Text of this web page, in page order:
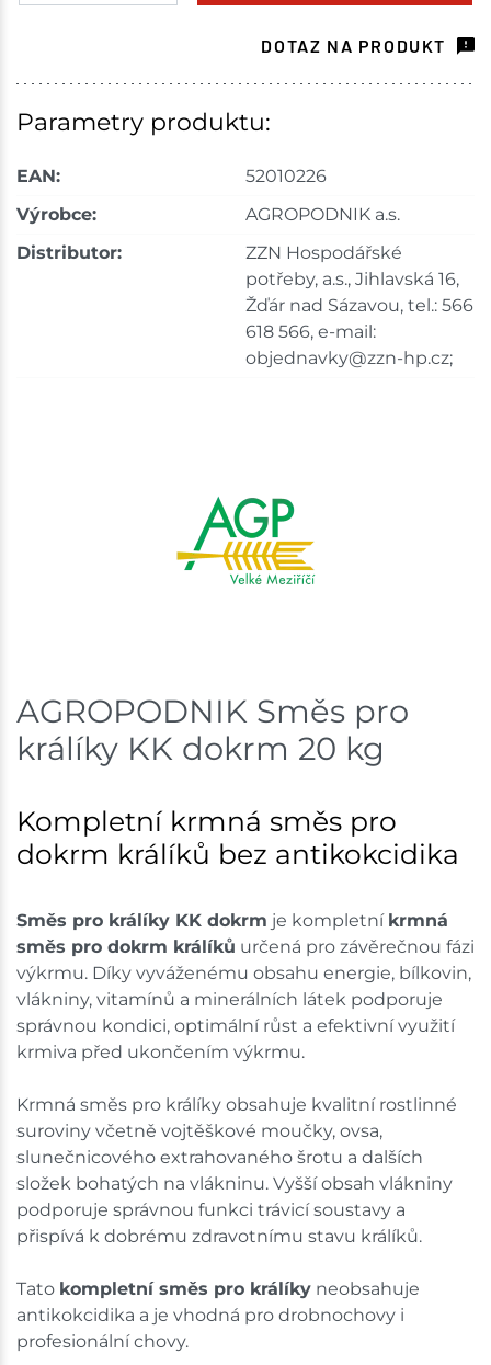
Havlíčkův Brod 16 ks
Mohelnice
Skladem na prodejně - doručení do 7 dnů
Skladové množství na prodejnách je pouze orientační.
Ceny na prodejnách se mohou lišit od cen na e-
DOTAZ NA PRODUKT
Parametry produktu:
EAN:
52010226
Výrobce:
AGROPODNIK a.s.
Distributor:
ZZN Hospodářské
potřeby, a.s., Jihlavská 16,
Žďár nad Sázavou, tel.: 566
618 566, e-mail:
objednavky@zzn-hp.cz;
AGROPODNIK Směs pro
králíky KK dokrm 20 kg
Kompletní krmná směs pro
dokrm králíků bez antikokcidika
Směs pro králíky KK dokrm je kompletní krmná
směs pro dokrm králíků určená pro závěrečnou fázi
výkrmu. Díky vyváženému obsahu energie, bílkovin,
vlákniny, vitamínů a minerálních látek podporuje
správnou kondici, optimální růst a efektivní využití
krmiva před ukončením výkrmu.
Krmná směs pro králíky obsahuje kvalitní rostlinné
suroviny včetně vojtěškové moučky, ovsa,
slunečnicového extrahovaného šrotu a dalších
složek bohatých na vlákninu. Vyšší obsah vlákniny
podporuje správnou funkci trávicí soustavy a
přispívá k dobrému zdravotnímu stavu králíků.
Tato kompletní směs pro králíky neobsahuje
antikokcidika a je vhodná pro drobnochovy i
profesionální chovy.